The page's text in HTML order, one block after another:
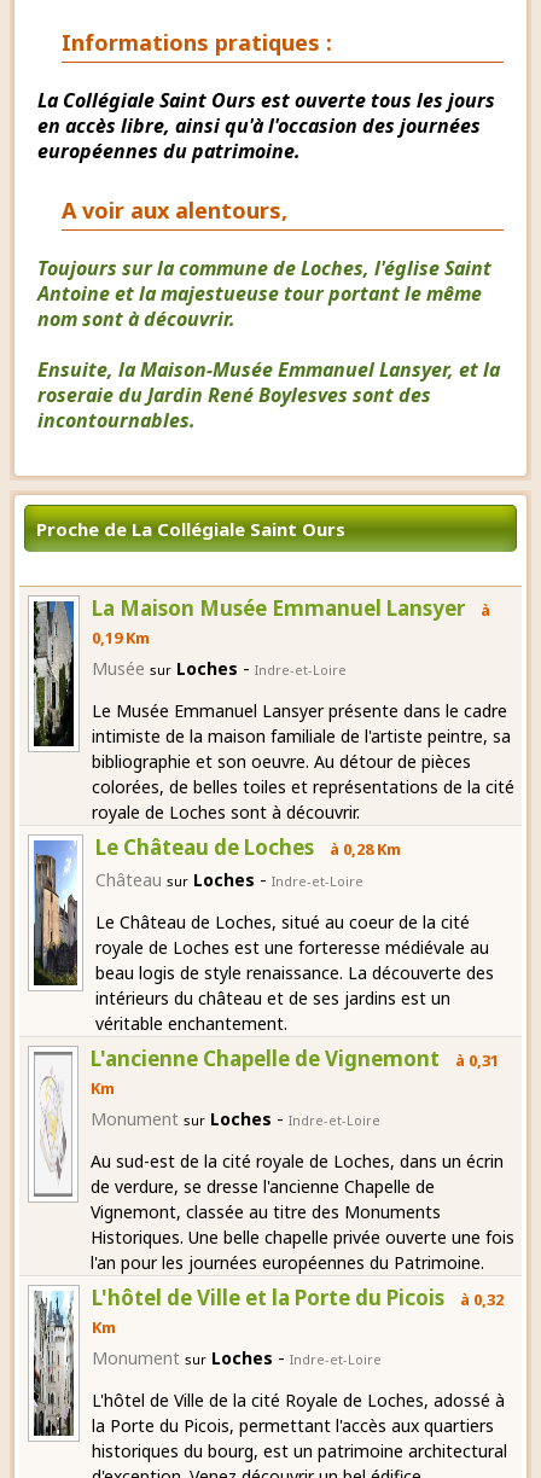
Informations pratiques :
La Collégiale Saint Ours est ouverte tous les jours
en accès libre, ainsi qu'à l'occasion des journées
européennes du patrimoine.
A voir aux alentours,
Toujours sur la commune de Loches, l'église Saint
Antoine et la majestueuse tour portant le même
nom sont à découvrir.
Ensuite, la Maison-Musée Emmanuel Lansyer, et la
roseraie du Jardin René Boylesves sont des
incontournables.
Proche de La Collégiale Saint Ours
La Maison Musée Emmanuel Lansyer
à
0,19 Km
Musée sur Loches - Indre-et-Loire
Le Musée Emmanuel Lansyer présente dans le cadre
intimiste de la maison familiale de l'artiste peintre, sa
bibliographie et son oeuvre. Au détour de pièces
colorées, de belles toiles et représentations de la cité
royale de Loches sont à découvrir.
Le Château de Loches à 0,28 Km
Château sur Loches - Indre-et-Loire
Le Château de Loches, situé au coeur de la cité
royale de Loches est une forteresse médiévale au
beau logis de style renaissance. La découverte des
intérieurs du château et de ses jardins est un
véritable enchantement.
L'ancienne Chapelle de Vignemont
à 0,31
Km
Monument sur Loches -Indre-et-Loire
Au sud-est de la cité royale de Loches, dans un écrin
de verdure, se dresse l'ancienne Chapelle de
Vignemont, classée au titre des Monuments
Historiques. Une belle chapelle privée ouverte une fois
l'an pour les journées européennes du Patrimoine.
L'hôtel de Ville et la Porte du Picois
à 0,32
Km
Monument sur Loches - Indre-et-Loire
L'hôtel de Ville de la cité Royale de Loches, adossé à
la Porte du Picois, permettant l'accès aux quartiers
historiques du bourg, est un patrimoine architectural